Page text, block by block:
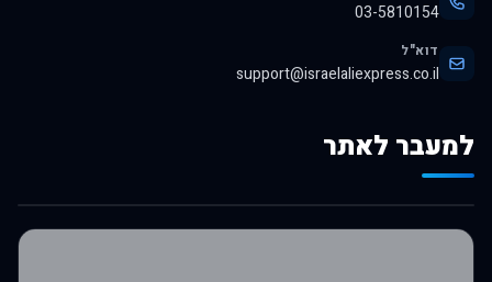
03-5810154
דוא"ל
support@israelaliexpress.co.il
למעבר לאתר
לרכישה באלי אקספרס